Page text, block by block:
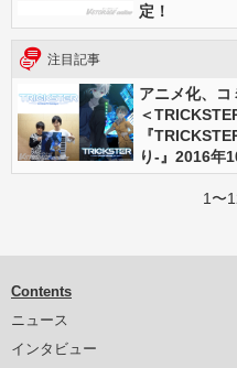
定！
注目記事
アニメ化、
＜
『
り-』2016年
1〜
Contents
ニュース
インタビュー